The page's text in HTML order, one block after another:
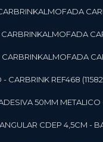
ALMOFADA
ALMOFADA
CARBRINK ALMOFADA
CARBRINK REF468
ADESIVA 50MM
CDEP 4,5CM -